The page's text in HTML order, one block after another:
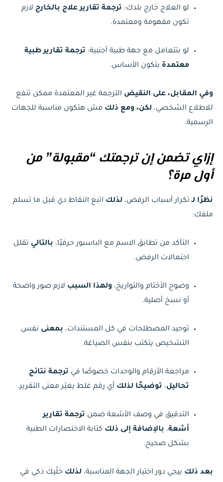
لو العلاج خارج بلدك: ترجمة تقارير علاج بالخارج لازم
تكون مفهومة ومعتمدة.
لو بتتعامل مع جهة طبية أجنبية: ترجمة تقارير طبية
معتمدة بتكون الأساس.
وفي المقابل، على النقيض الترجمة غير المعتمدة ممكن تنفع
للاطلاع الشخصي، لكن، ومع ذلك مش هتكون مناسبة للجهات
الرسمية.
إزاي تضمن إن ترجمتك “مقبولة” من
أول مرة؟
نظرًا لـتكرار أسباب الرفض، لذلك اتبع النقاط دي قبل ما تسلم
ملفك:
التأكد من تطابق الاسم مع الباسبور حرفيًا، بالتالي تقلل
احتمالات الرفض.
وضوح الأختام والتواريخ، ولهذا السبب لازم صور واضحة
أو نسخ أصلية.
توحيد المصطلحات في كل المستندات، بمعنى نفس
التشخيص يتكتب بنفس الصياغة.
مراجعة الأرقام والوحدات خصوصًا في ترجمة نتائج
تحاليل، توضيحًا لذلك أي رقم غلط يغيّر معنى التقرير.
التدقيق في وصف الأشعة ضمن ترجمة تقارير
أشعة، بالإضافة إلى ذلك كتابة الاختصارات الطبية
بشكل صحيح.
بعد ذلك ييجي دور اختيار الجهة المناسبة، لذلك خلّيك ذكي في